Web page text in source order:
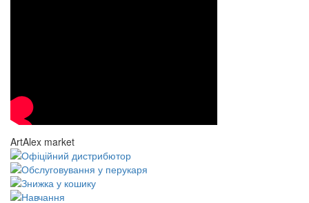
ArtAlex market